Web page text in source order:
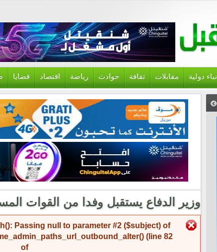
أنباء دولية مقابلات ثقافة حوادث رياضة اقتصاد قضايا
وزير الدفاع يستقبل وفدا من القوات
رسالة الخطأ
Passing null to parameter #2 ($subject) of
(line 82
of